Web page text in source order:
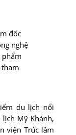
đốc
nghệ
phẩm
du lịch nổi
Mỹ Khánh,
viện Trúc lâm